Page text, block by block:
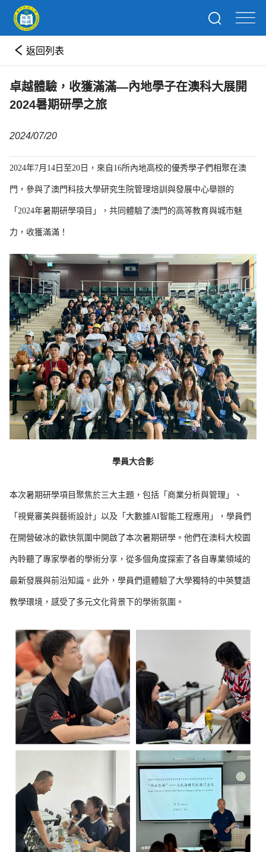
返回列表
卓越體驗，收獲滿滿—內地學子在澳科大展開
2024暑期研學之旅
2024/07/20
2024年7月14日至20日，來自16所內地高校的優秀學子們相聚在澳
門，參與了澳門科技大學研究生院管理培訓與發展中心舉辦的
「2024年暑期研學項目」，共同體驗了澳門的高等教育與城市魅
力，收獲滿滿！
學員大合影
本次暑期研學項目聚焦於三大主題，包括「商業分析與管理」、
「視覺審美與藝術設計」以及「大數據AI智能工程應用」，學員們
在開營破冰的歡快氛圍中開啟了本次暑期研學。他們在澳科大校園
內聆聽了專家學者的學術分享 ，從多個角度探索了各自專業領域的
最新發展與前沿知識。此外，學員們還體驗了大學獨特的中英雙語
教學環境，感受了多元文化背景下的學術氛圍。